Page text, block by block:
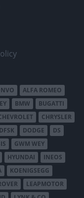
ALFA ROMEO
BMW
BUGATTI
CHRYSLER
DFSK DODGE
DS
GWM WEY
HYUNDAI
INEOS
KOENIGSEGG
LEAPMOTOR